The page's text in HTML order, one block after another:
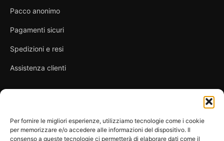
Per fornire le migliori esperienze, utilizziamo tecnologie come i cookie
per memorizzare e/o accedere alle informazioni del dispositivo. Il
consenso a queste tecnologie ci permetterà di elaborare dati come il
Pacco anonimo
Pagamenti sicuri
Spedizioni e resi
Assistenza clienti
Privacy Policy